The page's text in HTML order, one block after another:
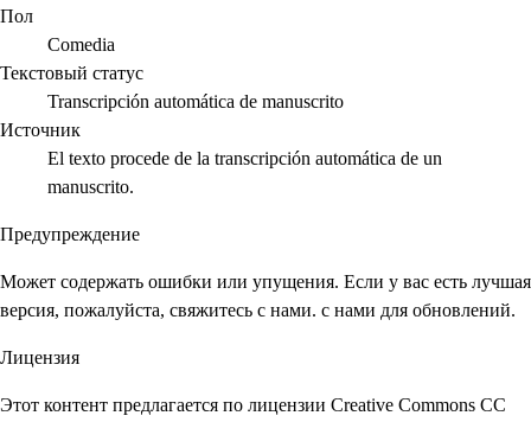
Пол
Comedia
Текстовый статус
Transcripción automática de manuscrito
Источник
El texto procede de la transcripción automática de un
manuscrito.
Предупреждение
Может содержать ошибки или упущения. Если у вас есть лучшая
версия, пожалуйста, свяжитесь с нами. с нами для обновлений.
Лицензия
Этот контент предлагается по лицензии Creative Commons CC